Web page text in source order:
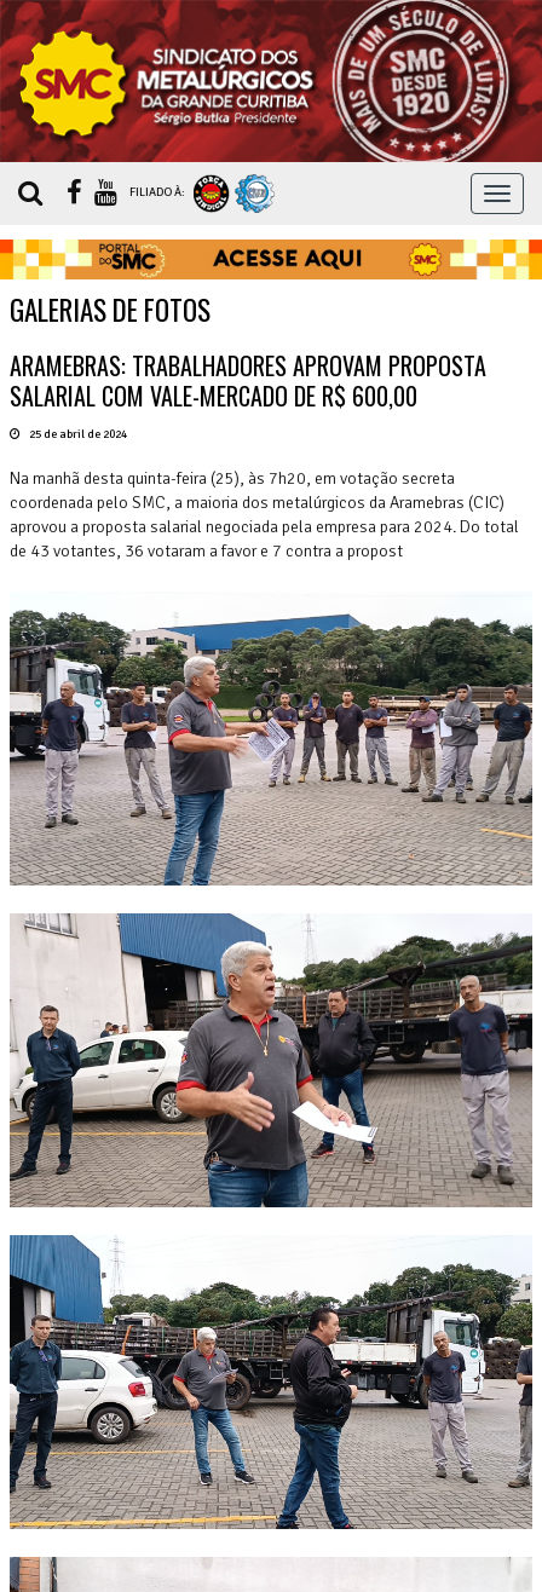
MENU
FILIADO À:
GALERIAS DE FOTOS
ARAMEBRAS: TRABALHADORES APROVAM PROPOSTA
SALARIAL COM VALE-MERCADO DE R$ 600,00
25 de abril de 2024
Na manhã desta quinta-feira (25), às 7h20, em votação secreta
coordenada pelo SMC, a maioria dos metalúrgicos da Aramebras (CIC)
aprovou a proposta salarial negociada pela empresa para 2024. Do total
de 43 votantes, 36 votaram a favor e 7 contra a propost